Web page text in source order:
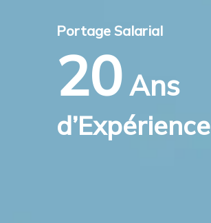
Portage Salarial
20 Ans
d’Expérience